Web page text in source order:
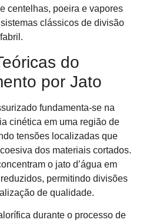
centelhas, poeira e vapores
clássicos de divisão
fabril.
do
por Jato
fundamenta-se na
cinética em uma região de
tensões localizadas que
dos materiais cortados.
o jato d’água em
permitindo divisões
de qualidade.
durante o processo de